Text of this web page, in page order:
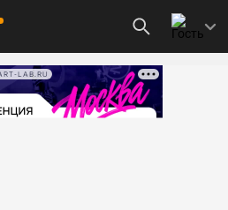
LAB.RU